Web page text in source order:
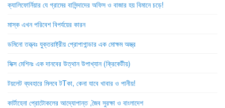
ক্যালিফোর্নিয়ার যে গ্রামের বাসিন্দাদের অফিস ও বাজার হয় বিমানে চড়ে!
মাস্ক এখন পরিবেশ বিপর্যয়ের কারন
ডমিনো তত্ত্বঃ যুক্তরাষ্ট্রীয় প্রোপাগান্ডার এক মোক্ষম অস্ত্র
সিক্স মেশিনঃ এক দানবের উত্থান উপাখ্যান (ক্রিকেটীয়)
টয়লেট ব্যবহারে মিলবে টTকা, কেনা যাবে খাবার ও পানীয়!
কার্টাহেনা প্রোটোকলের আদ্যোপান্ত ,জৈব সুরক্ষা ও বাংলাদেশ